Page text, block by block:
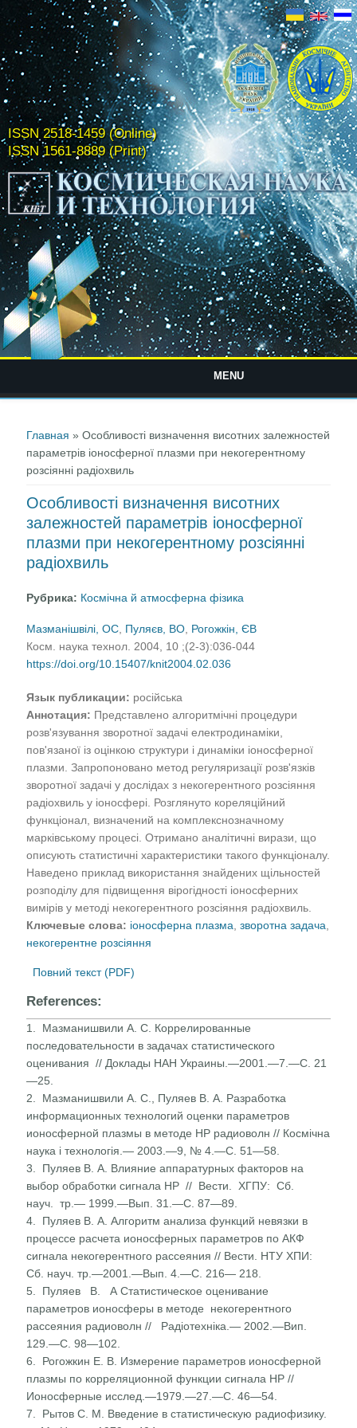
ISSN 2518-1459 (Online)
ISSN 1561-8889 (Print)
MENU
Главная » Особливості визначення висотних залежностей
параметрів іоносферної плазми при некогерентному
розсіянні радіохвиль
Особливості визначення висотних
залежностей параметрів іоносферної
плазми при некогерентному розсіянні
радіохвиль
Рубрика: Космічна й атмосферна фізика
Мазманішвілі, ОС Пуляєв, ВО Рогожкін, ЄВ
Косм. наука технол. 2004, 10 ;(2-3):036-044
https://doi.org/10.15407/knit2004.02.036
Язык публикации: російська
Аннотация: Представлено алгоритмічні процедури
розв'язування зворотної задачі електродинаміки,
пов'язаної із оцінкою структури і динаміки іоносферної
плазми. Запропоновано метод регуляризації розв'язків
зворотної задачі у дослідах з некогерентного розсіяння
радіохвиль у іоносфері. Розглянуто кореляційний
функціонал, визначений на комплекснозначному
марківському процесі. Отримано аналітичні вирази, що
описують статистичні характеристики такого функціоналу.
Наведено приклад використання знайдених щільностей
розподілу для підвищення вірогідності іоносферних
вимірів у методі некогерентного розсіяння радіохвиль.
Ключевые слова: іоносферна плазма ,зворотна задача
некогерентне розсіяння
Повний текст (PDF)
References:
1. Мазманишвили А. С. Коррелированные
последовательности в задачах статистического
оценивания // Доклады НАН Украины.—2001.—7.—С. 21
—25.
2. Мазманишвили А. С., Пуляев В. А. Разработка
информаци­онных технологий оценки параметров
ионосферной плазмы в методе HP радиоволн // Космічна
наука і технологія.— 2003.—9, № 4.—С. 51—58.
3. Пуляев В. А. Влияние аппаратурных факторов на
выбор обработки сигнала HP // Вести. ХГПУ: Сб.
науч. тр.— 1999.—Вып. 31.—С. 87—89.
4. Пуляев В. А. Алгоритм анализа функций невязки в
процес­се расчета ионосферных параметров по АКФ
сигнала некогерентного рассеяния // Вести. НТУ ХПИ:
Сб. науч. тр.—2001.—Вып. 4.—С. 216— 218.
5. Пуляев В. А Статистическое оценивание
параметров ионосферы в методе некогерентного
рассеяния радиоволн // Радіотехніка.— 2002.—Вип.
129.—С. 98—102.
6. Рогожкин Е. В. Измерение параметров ионосферной
плаз­мы по корреляционной функции сигнала HP //
Ионосфер­ные исслед.—1979.—27.—С. 46—54.
7. Рытов С. М. Введение в статистическую радиофизику.